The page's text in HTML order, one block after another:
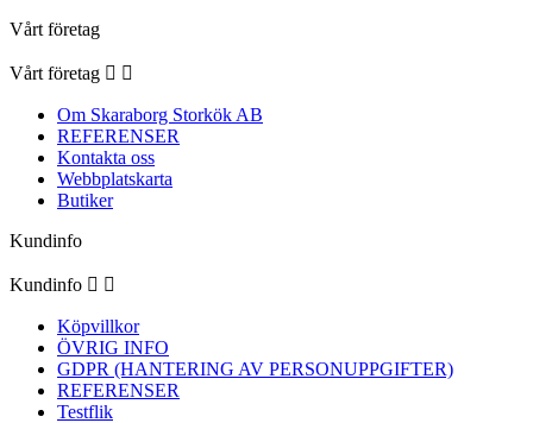
Vårt företag
Vårt företag  
Om Skaraborg Storkök AB
REFERENSER
Kontakta oss
Webbplatskarta
Butiker
Kundinfo
Kundinfo  
Köpvillkor
ÖVRIG INFO
GDPR (HANTERING AV PERSONUPPGIFTER)
REFERENSER
Testflik